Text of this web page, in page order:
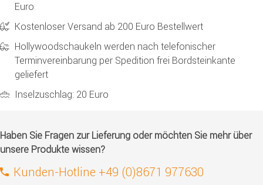
Euro
Kostenloser Versand ab 200 Euro Bestellwert
Hollywoodschaukeln werden nach telefonischer
Terminvereinbarung per Spedition frei Bordsteinkante
geliefert
Inselzuschlag: 20 Euro
Haben Sie Fragen zur Lieferung oder möchten Sie mehr über
unsere Produkte wissen?
Kunden-Hotline +49 (0)8671 977630